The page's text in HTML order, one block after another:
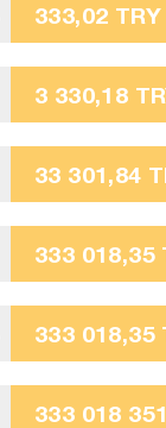
333,02
3 330,18
33 301,84
333 018,35
333 018,35
333 018